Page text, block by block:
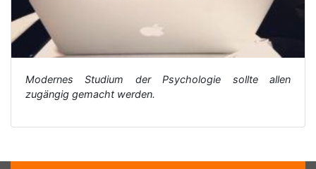
Modernes Studium der Psychologie sollte allen
zugängig gemacht werden.